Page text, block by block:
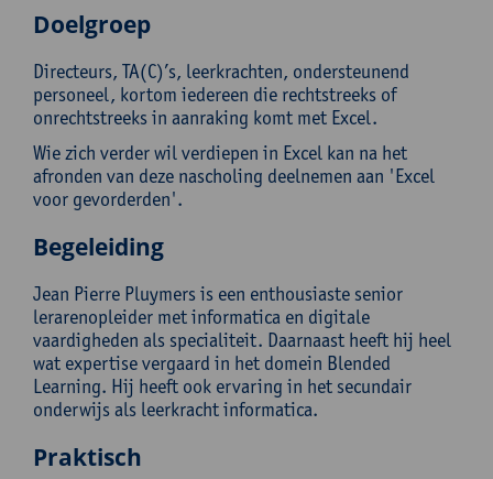
Doelgroep
Directeurs, TA(C)’s, leerkrachten, ondersteunend
personeel, kortom iedereen die rechtstreeks of
onrechtstreeks in aanraking komt met Excel.
Wie zich verder wil verdiepen in Excel kan na het
afronden van deze nascholing deelnemen aan 'Excel
voor gevorderden'.
Begeleiding
Jean Pierre Pluymers is een enthousiaste senior
lerarenopleider met informatica en digitale
vaardigheden als specialiteit. Daarnaast heeft hij heel
wat expertise vergaard in het domein Blended
Learning. Hij heeft ook ervaring in het secundair
onderwijs als leerkracht informatica.
Praktisch